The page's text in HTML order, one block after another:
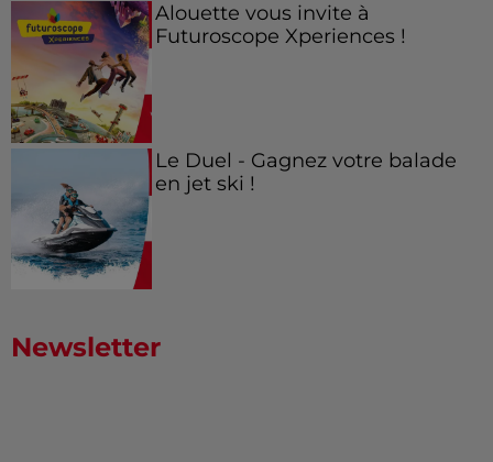
Alouette vous invite à
Futuroscope Xperiences !
Le Duel - Gagnez votre balade
en jet ski !
Newsletter